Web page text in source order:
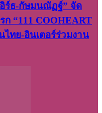
ร์ธ-กัษมนณัฏฐ์” จัด
“111 COOHEART
ไทย-อินเตอร์ร่วมงาน